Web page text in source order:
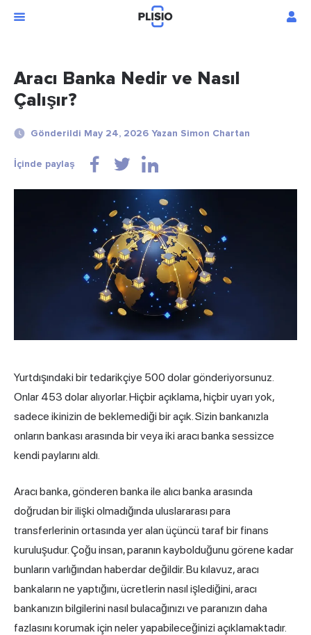
Aracı Banka Nedir ve Nasıl
Çalışır?
Gönderildi May 24, 2026 Yazan Simon Chartan
İçinde paylaş
Yurtdışındaki bir tedarikçiye 500 dolar gönderiyorsunuz.
Onlar 453 dolar alıyorlar. Hiçbir açıklama, hiçbir uyarı yok,
sadece ikinizin de beklemediği bir açık. Sizin bankanızla
onların bankası arasında bir veya iki aracı banka sessizce
kendi paylarını aldı.
Aracı banka, gönderen banka ile alıcı banka arasında
doğrudan bir ilişki olmadığında uluslararası para
transferlerinin ortasında yer alan üçüncü taraf bir finans
kuruluşudur. Çoğu insan, paranın kaybolduğunu görene kadar
bunların varlığından haberdar değildir. Bu kılavuz, aracı
bankaların ne yaptığını, ücretlerin nasıl işlediğini, aracı
bankanızın bilgilerini nasıl bulacağınızı ve paranızın daha
fazlasını korumak için neler yapabileceğinizi açıklamaktadır.